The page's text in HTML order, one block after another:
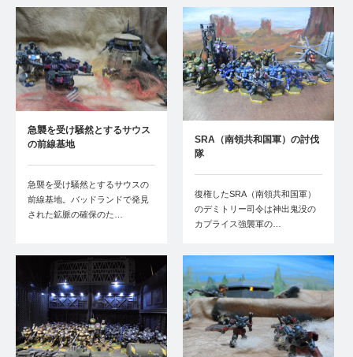
急襲を受け騒然とするサウス
の前線基地
急襲を受け騒然とするサウスの
前線基地。バッドランドで発見
された鉱脈の確保のた…
SRA（南領共和国軍）の討伐
隊
復権したSRA（南領共和国軍）
のデミトリー司令は神出鬼没の
カプライス強襲軍の…